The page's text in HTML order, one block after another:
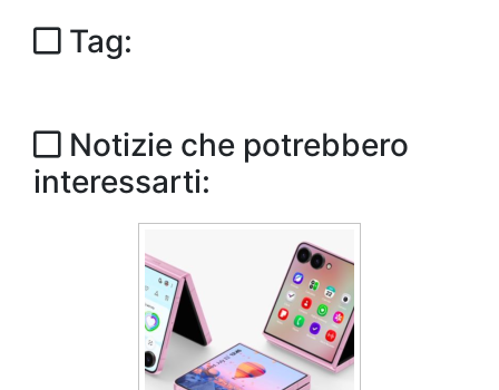
Tag:
Notizie che potrebbero
interessarti: